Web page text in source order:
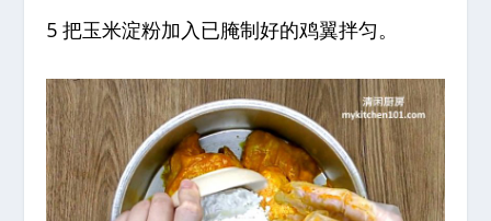
5 把玉米淀粉加入已腌制好的鸡翼拌匀。